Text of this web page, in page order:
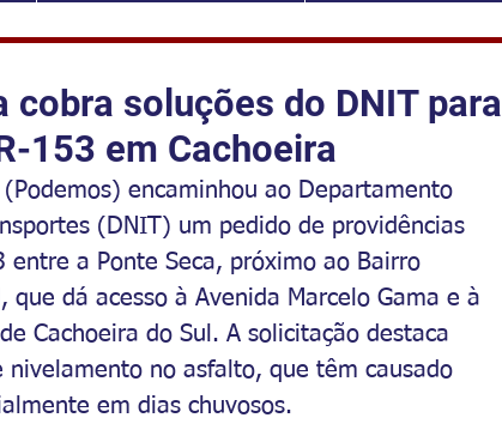
cobra soluções do DNIT para
153 em Cachoeira
encaminhou ao Departamento
(DNIT) um pedido de providências
entre a Ponte Seca, próximo ao Bairro
que dá acesso à Avenida Marcelo Gama e à
Cachoeira do Sul. A solicitação destaca
nivelamento no asfalto, que têm causado
em dias chuvosos.